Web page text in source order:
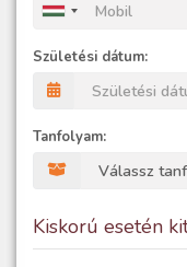
Születési dátum:
Tanfolyam:
Kiskorú esetén